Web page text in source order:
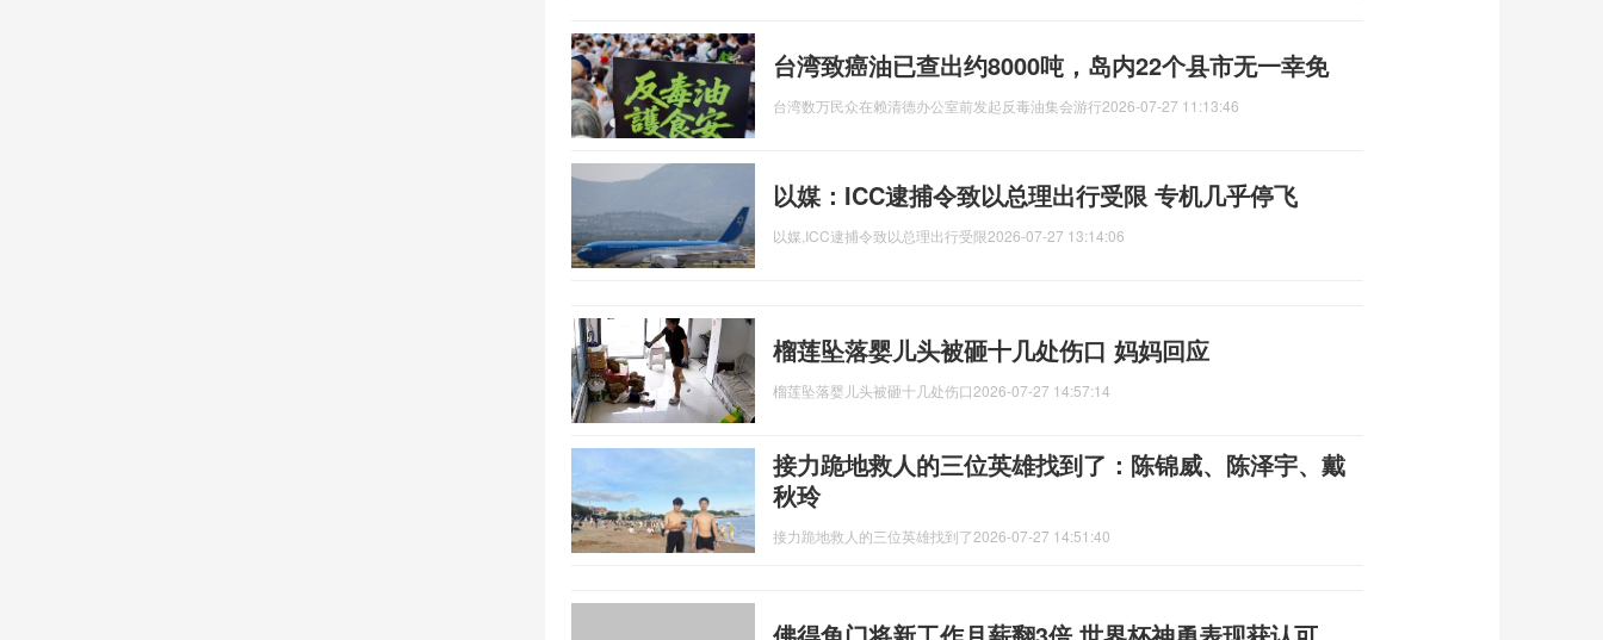
台湾致癌油已查出约8000吨，岛内22个县市无一幸免
台湾数万民众在赖清德办公室前发起反毒油集会游行2026-07-27 11:13:46
以媒：ICC逮捕令致以总理出行受限 专机几乎停飞
以媒,ICC逮捕令致以总理出行受限2026-07-27 13:14:06
榴莲坠落婴儿头被砸十几处伤口 妈妈回应
榴莲坠落婴儿头被砸十几处伤口2026-07-27 14:57:14
接力跪地救人的三位英雄找到了：陈锦威、陈泽宇、戴
秋玲
接力跪地救人的三位英雄找到了2026-07-27 14:51:40